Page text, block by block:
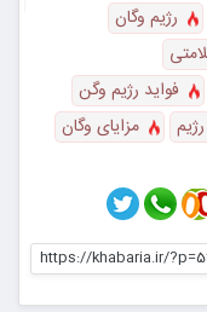
رژیم وگان
فواید رژیم وگن
مزایای وگان
https://khabaria.ir/